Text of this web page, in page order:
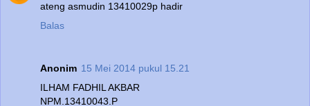
ateng asmudin 13410029p hadir
Balas
Anonim 15 Mei 2014 pukul 15.21
ILHAM FADHIL AKBAR
NPM.13410043.P